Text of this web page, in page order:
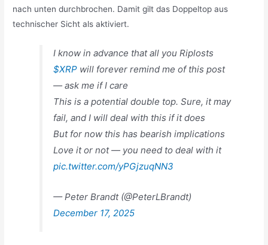
nach unten durchbrochen. Damit gilt das Doppeltop aus
technischer Sicht als aktiviert.
I know in advance that all you Riplosts
$XRP will forever remind me of this post
— ask me if I care
This is a potential double top. Sure, it may
fail, and I will deal with this if it does
But for now this has bearish implications
Love it or not — you need to deal with it
pic.twitter.com/yPGjzuqNN3
— Peter Brandt (@PeterLBrandt)
December 17, 2025